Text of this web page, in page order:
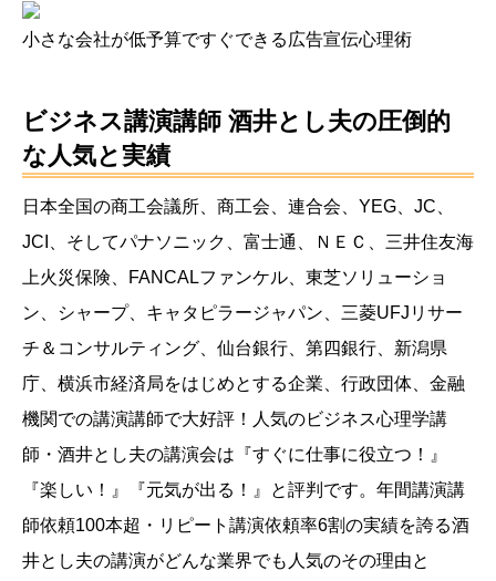
小さな会社が低予算ですぐできる広告宣伝心理術
ビジネス講演講師 酒井とし夫の圧倒的
な人気と実績
日本全国の商工会議所、商工会、連合会、YEG、JC、
JCI、そしてパナソニック、富士通、ＮＥＣ、三井住友海
上火災保険、FANCALファンケル、東芝ソリューショ
ン、シャープ、キャタピラージャパン、三菱UFJリサー
チ＆コンサルティング、仙台銀行、第四銀行、新潟県
庁、横浜市経済局をはじめとする企業、行政団体、金融
機関での講演講師で大好評！人気のビジネス心理学講
師・酒井とし夫の講演会は『すぐに仕事に役立つ！』
『楽しい！』『元気が出る！』と評判です。年間講演講
師依頼100本超・リピート講演依頼率6割の実績を誇る酒
井とし夫の講演がどんな業界でも人気のその理由と